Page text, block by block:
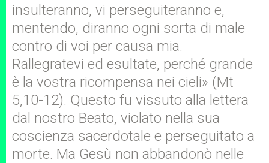
insulteranno, vi perseguiteranno e,
mentendo, diranno ogni sorta di male
contro di voi per causa mia.
Rallegratevi ed esultate, perché grande
è la vostra ricompensa nei cieli» (Mt
5,10-12). Questo fu vissuto alla lettera
dal nostro Beato, violato nella sua
coscienza sacerdotale e perseguitato a
morte. Ma Gesù non abbandonò nelle